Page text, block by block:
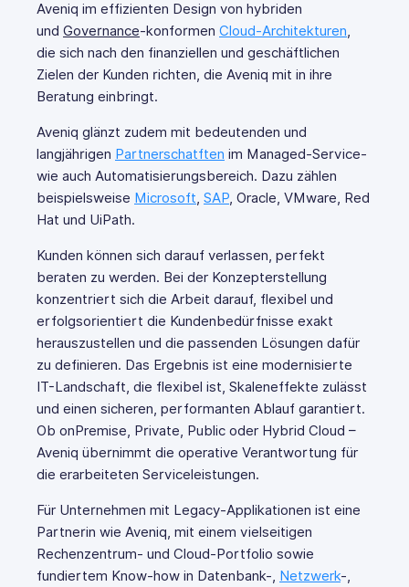
Aveniq im effizienten Design von hybriden
und Governance-konformen Cloud-Architekturen,
die sich nach den finanziellen und geschäftlichen
Zielen der Kunden richten, die Aveniq mit in ihre
Beratung einbringt.
Aveniq glänzt zudem mit bedeutenden und
langjährigen Partnerschatften im Managed-Service-
wie auch Automatisierungsbereich. Dazu zählen
beispielsweise Microsoft, SAP, Oracle, VMware, Red
Hat und UiPath.
Kunden können sich darauf verlassen, perfekt
beraten zu werden. Bei der Konzepterstellung
konzentriert sich die Arbeit darauf, flexibel und
erfolgsorientiert die Kundenbedürfnisse exakt
herauszustellen und die passenden Lösungen dafür
zu definieren. Das Ergebnis ist eine modernisierte
IT-Landschaft, die flexibel ist, Skaleneffekte zulässt
und einen sicheren, performanten Ablauf garantiert.
Ob onPremise, Private, Public oder Hybrid Cloud –
Aveniq übernimmt die operative Verantwortung für
die erarbeiteten Serviceleistungen.
Für Unternehmen mit Legacy-Applikationen ist eine
Partnerin wie Aveniq, mit einem vielseitigen
Rechenzentrum- und Cloud-Portfolio sowie
fundiertem Know-how in Datenbank-, Netzwerk-,